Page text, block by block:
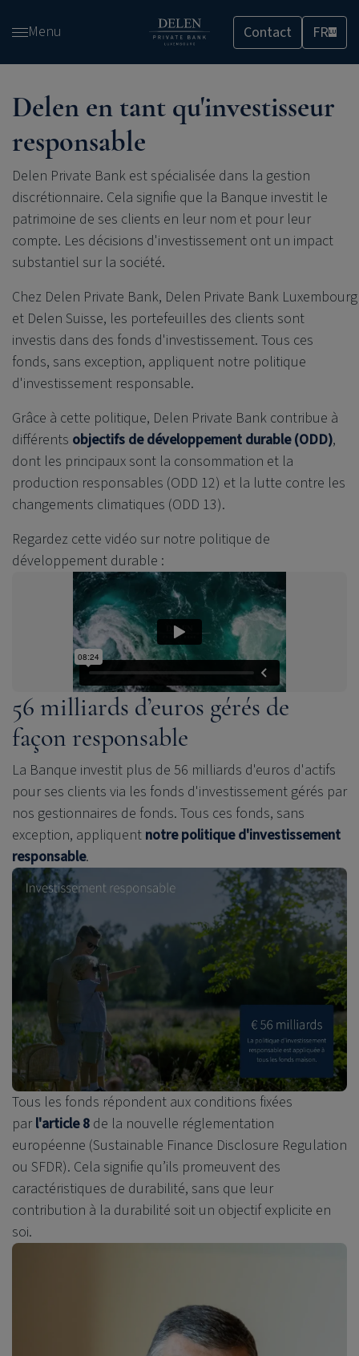
contenu
Menu Contact FRLU
Delen en tant qu'investisseur
responsable
Delen Private Bank est spécialisée dans la gestion
discrétionnaire. Cela signifie que la Banque investit le
patrimoine de ses clients en leur nom et pour leur
compte. Les décisions d'investissement ont un impact
substantiel sur la société.
Chez Delen Private Bank, Delen Private Bank Luxembourg
et Delen Suisse, les portefeuilles des clients sont
investis dans des fonds d'investissement. Tous ces
fonds, sans exception, appliquent notre politique
d'investissement responsable.
Grâce à cette politique, Delen Private Bank contribue à
différents objectifs de développement durable (ODD),
dont les principaux sont la consommation et la
production responsables (ODD 12) et la lutte contre les
changements climatiques (ODD 13).
Regardez cette vidéo sur notre politique de
développement durable :
56 milliards d’euros gérés de
façon responsable
La Banque investit plus de 56 milliards d'euros d'actifs
pour ses clients via les fonds d'investissement gérés par
nos gestionnaires de fonds. Tous ces fonds, sans
exception, appliquent notre politique d'investissement
responsable.
Tous les fonds répondent aux conditions fixées
par l'article 8 de la nouvelle réglementation
européenne (Sustainable Finance Disclosure Regulation
ou SFDR). Cela signifie qu’ils promeuvent des
caractéristiques de durabilité, sans que leur
contribution à la durabilité soit un objectif explicite en
soi.